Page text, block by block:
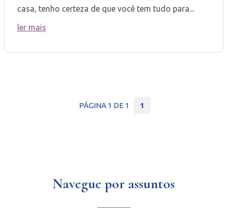
casa, tenho certeza de que você tem tudo para...
ler mais
PÁGINA 1 DE 1 1
Navegue por assuntos